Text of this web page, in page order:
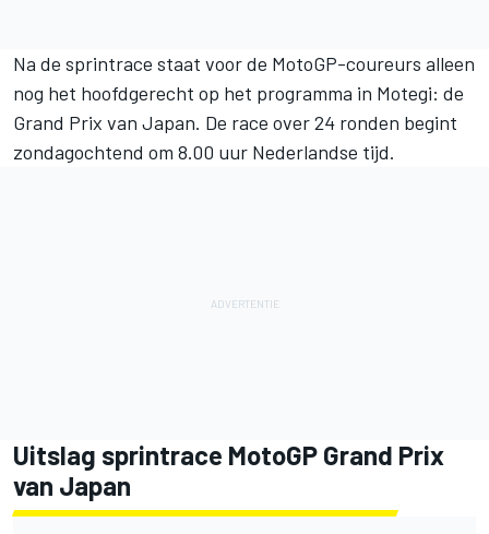
Na de sprintrace staat voor de MotoGP-coureurs alleen
nog het hoofdgerecht op het programma in Motegi: de
Grand Prix van Japan. De race over 24 ronden begint
zondagochtend om 8.00 uur Nederlandse tijd.
Uitslag sprintrace MotoGP Grand Prix
van Japan